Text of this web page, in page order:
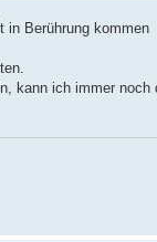
in Berührung kommen
ich immer noch